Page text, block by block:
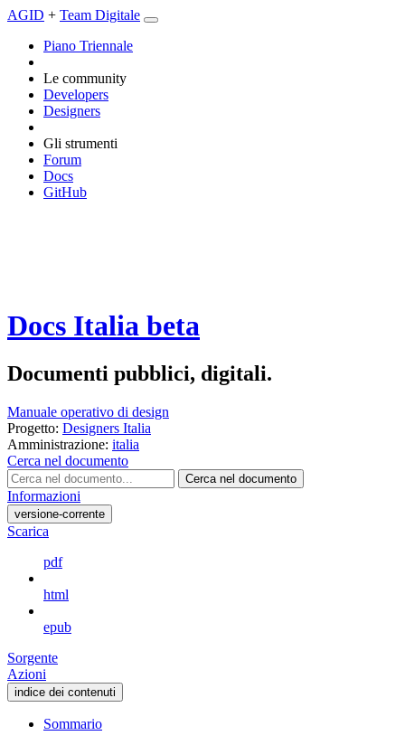
AGID + Team Digitale
Piano Triennale
Le community
Developers
Designers
Gli strumenti
Forum
Docs
GitHub
Docs Italia beta
Documenti pubblici, digitali.
Manuale operativo di design
Progetto: Designers Italia
Amministrazione: italia
Cerca nel documento
Cerca nel documento
Informazioni
versione-corrente
Scarica
pdf
html
epub
Sorgente
Azioni
indice dei contenuti
Sommario